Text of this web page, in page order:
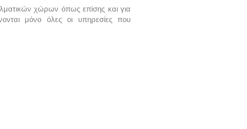
χώρων όπως επίσης και για
μόνο όλες οι υπηρεσίες που